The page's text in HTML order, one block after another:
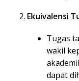
Ekuivalensi
Tugas
wakil
dapat